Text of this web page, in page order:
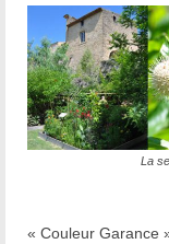
La
« Couleur Garance